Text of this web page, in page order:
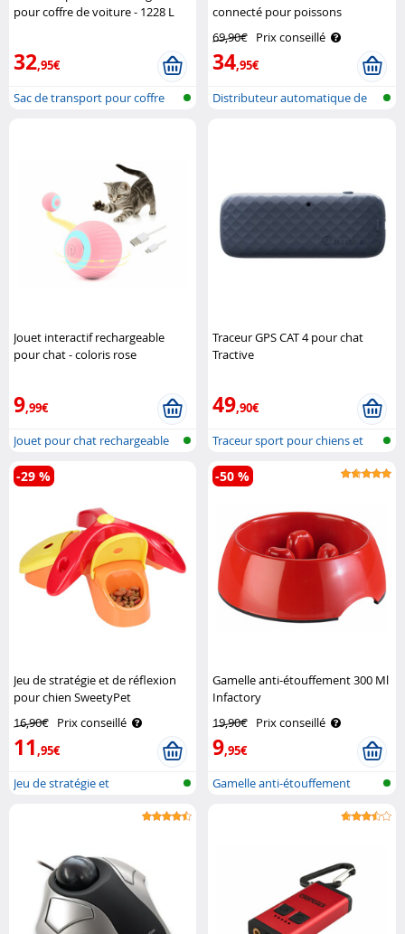
pour coffre de voiture - 1228 L
32,95€
Sac de transport pour coffre
connecté pour poissons
d'aquarium SweetyPet
69,90€ Prix conseillé
34,95€
Distributeur automatique de
Jouet interactif rechargeable
pour chat - coloris rose
9,99€
Jouet pour chat rechargeable
avec L..
Traceur GPS CAT 4 pour chat
Tractive
49,90€
Traceur sport pour chiens et
chats
Jeu de stratégie et de réflexion
pour chien SweetyPet
16,90€ Prix conseillé
11,95€
-29 %
Jeu de stratégie et
Gamelle anti-étouffement 300 Ml
Infactory
19,90€ Prix conseillé
9,95€
-50 %
Gamelle anti-étouffement